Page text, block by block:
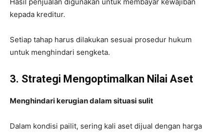
kepada kreditur.
Setiap tahap harus dilakukan sesuai prosedur hukum
untuk menghindari sengketa.
3. Strategi Mengoptimalkan Nilai Aset
Menghindari kerugian dalam situasi sulit
Dalam kondisi pailit, sering kali aset dijual dengan harga